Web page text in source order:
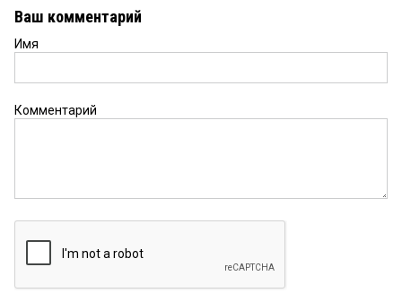
Ваш комментарий
Имя
Комментарий